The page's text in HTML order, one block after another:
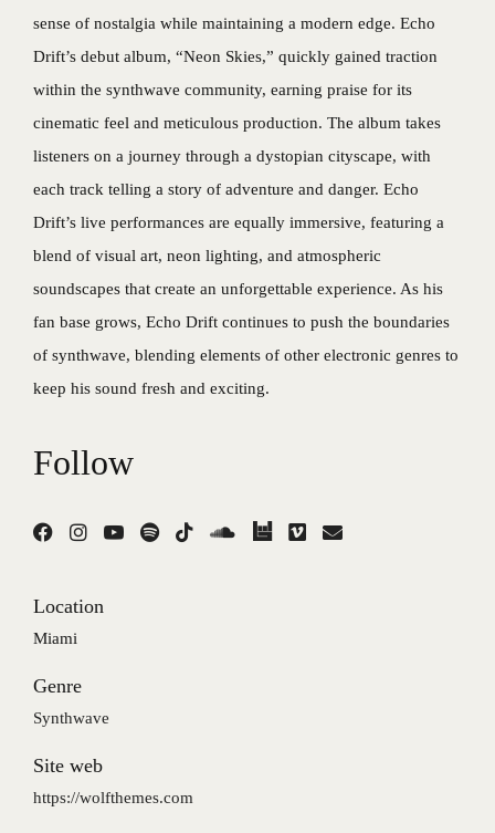
sense of nostalgia while maintaining a modern edge. Echo
Drift’s debut album, “Neon Skies,” quickly gained traction
within the synthwave community, earning praise for its
cinematic feel and meticulous production. The album takes
listeners on a journey through a dystopian cityscape, with
each track telling a story of adventure and danger. Echo
Drift’s live performances are equally immersive, featuring a
blend of visual art, neon lighting, and atmospheric
soundscapes that create an unforgettable experience. As his
fan base grows, Echo Drift continues to push the boundaries
of synthwave, blending elements of other electronic genres to
keep his sound fresh and exciting.
Follow
Location
Miami
Genre
Synthwave
Site web
https://wolfthemes.com